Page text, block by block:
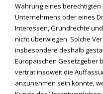
Wahrung eines
Unternehmens oder eines
Interessen, Grundrechte
nicht überwiegen. Solche
insbesondere deshalb
Europäischen Gesetzgeber
vertrat insoweit die
anzunehmen sein könnte,